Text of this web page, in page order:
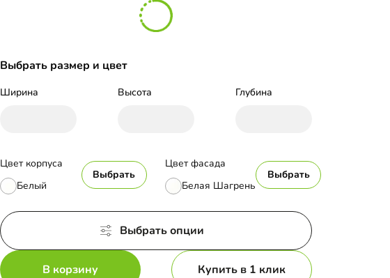
Выбрать размер и цвет
Ширина Высота Глубина
Цвет корпуса
Белый
Выбрать
Цвет фасада
Белая Шагрень
Выбрать
Выбрать опции
В корзину Купить в 1 клик